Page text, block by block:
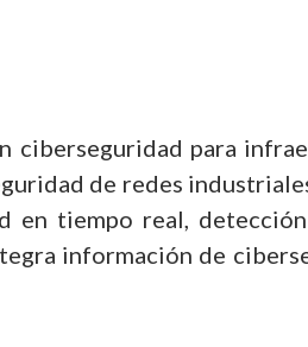
ciberseguridad para
de redes
en tiempo real,
información de